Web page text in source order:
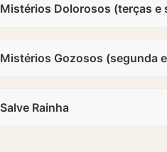
Mistérios Dolorosos (terças e
Mistérios Gozosos (segunda
Salve Rainha